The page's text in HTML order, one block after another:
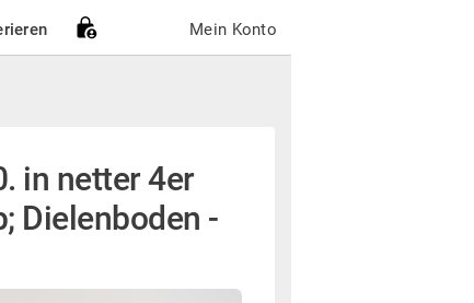
Mein Konto
in netter 4er
Dielenboden -